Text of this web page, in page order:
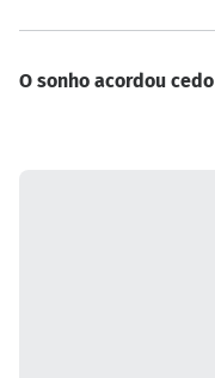
O sonho acordou cedo